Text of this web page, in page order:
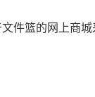
件篮的网上商